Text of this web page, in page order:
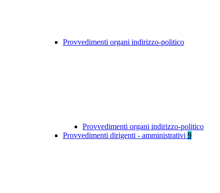
Provvedimenti organi indirizzo-politico
Provvedimenti organi indirizzo-politico
Provvedimenti dirigenti - amministrativi 9